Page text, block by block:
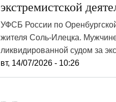
экстремистской
УФСБ России по
жителя Соль-Илецка.
ликвидированной судом за
вт, 14/07/2026 - 10:26